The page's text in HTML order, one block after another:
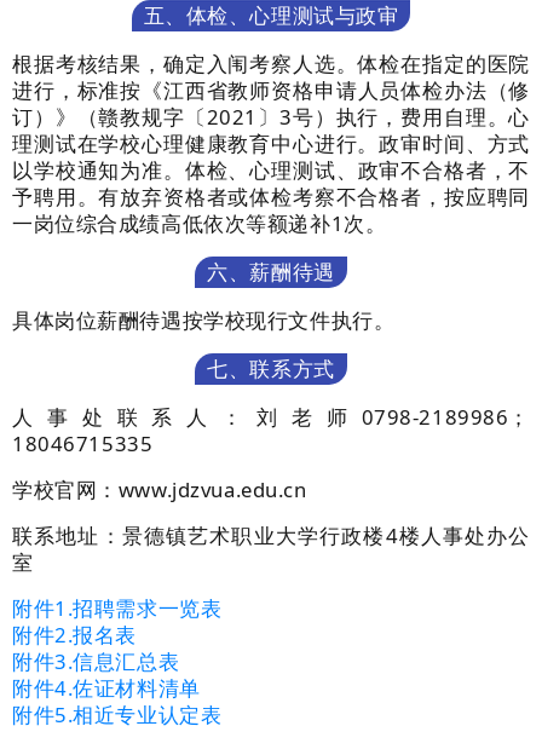
五、体检、心理测试与政审
根据考核结果，确定 入闱考察 人选。体检在指定的医院
进行，标准按《江西省教师资格申请人员体检办法（修
订）》（赣教规字〔2021 〕3号）执行，费用自理。心
理测试在学校心理健康教育中心进行。政审时间、方式
以学校通知为准。 体检、心理测试、 政审不合格者，不
予聘用。有放弃资格者或体检考察不合格者 ， 按应聘同
一岗位综合成绩高低依次等额递补1 次。
六、薪酬待遇
具体岗位薪酬待遇按学校现行文件执行。
七、联系方式
人事处联系人：刘老师 0798-2189986 ；
18046715335
学校官网： www.jdzvua.edu.cn
联系地址： 景德镇艺术职业大学行政楼4楼人事处办公
室
附件1.招聘需求一览表
附件2.报名表
附件3.信息汇总表
附件4.佐证材料清单
附件5.相近专业认定表